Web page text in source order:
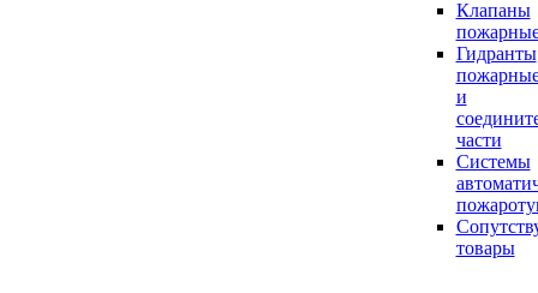
Клапаны
Гидранты
и
части
Системы
товары